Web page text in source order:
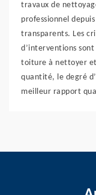
travaux de
professionnel
transparents. Les
d’interventions
toiture à nettoyer et
quantité, le degré
meilleur rapport